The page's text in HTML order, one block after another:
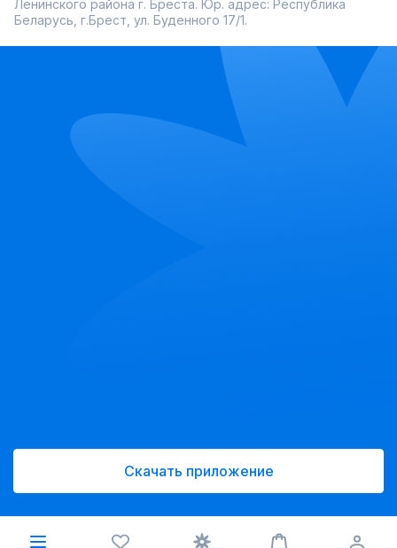
Ленинского района г. Бреста. Юр. адрес: Республика
Беларусь, г.Брест, ул. Буденного 17/1.
Скачать приложение